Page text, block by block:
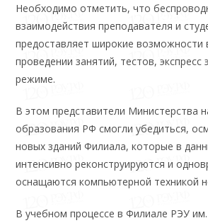
Необходимо отметить, что
взаимодействия преподавателя и
предоставляет широкие возможности
проведении занятий, тестов, экспресс
режиме.
В этом представители Министерства
образования РФ смогли убедиться,
новых зданий Филиала, которые в
интенсивно реконструируются и
оснащаются компьютерной техникой
В учебном процессе в Филиале РЭУ